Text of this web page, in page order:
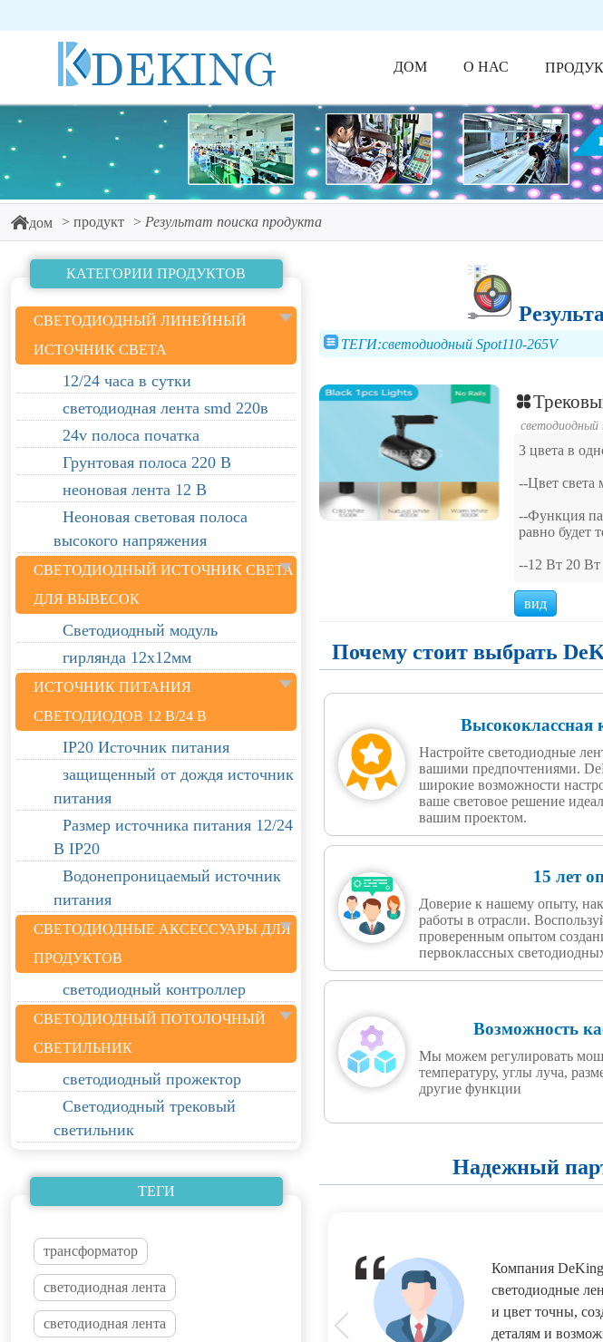
ДОМ О НАС
дом продукт Результат поиска продукта
КАТЕГОРИИ ПРОДУКТОВ
СВЕТОДИОДНЫЙ ЛИНЕЙНЫЙ
ИСТОЧНИК СВЕТА
12/24 часа в сутки
светодиодная лента smd 220в
24v полоса початка
Грунтовая полоса 220 В
неоновая лента 12 В
Неоновая световая полоса
высокого напряжения
СВЕТОДИОДНЫЙ ИСТОЧНИК СВЕТА
ДЛЯ ВЫВЕСОК
Светодиодный модуль
гирлянда 12х12мм
ИСТОЧНИК ПИТАНИЯ
СВЕТОДИОДОВ 12 В/24 В
IP20 Источник питания
защищенный от дождя источник
питания
Размер источника питания 12/24
В IP20
Водонепроницаемый источник
питания
СВЕТОДИОДНЫЕ АКСЕССУАРЫ ДЛЯ
ПРОДУКТОВ
светодиодный контроллер
СВЕТОДИОДНЫЙ ПОТОЛОЧНЫЙ
СВЕТИЛЬНИК
светодиодный прожектор
Светодиодный трековый
светильник
ТЕГИ
трансформатор
светодиодная лента
светодиодная лента
ТЕГИ:светодиодный Spot110-265V
светодиодный
3 цвета в
--Цвет света
--Функция
равно будет
--12 Вт 20 Вт
вид
Почему стоит выбрать
Высококлассная
Настройте светодиодные
вашими предпочтениями.
широкие возможности
ваше световое решение
вашим проектом.
15 лет
Доверие к нашему опыту,
работы в отрасли.
проверенным опытом
первоклассных
Возможность
Мы можем регулировать
температуру, углы луча,
другие функции
Надежный
Компания
светодиодные
и цвет точны,
деталям и